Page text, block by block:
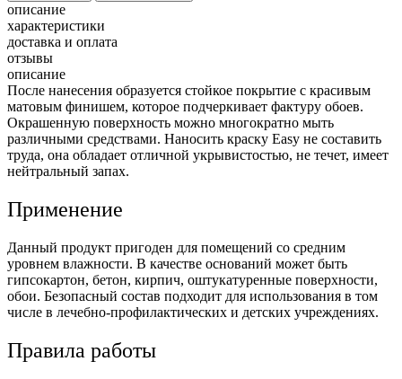
описание
характеристики
доставка и оплата
отзывы
описание
После нанесения образуется стойкое покрытие с красивым
матовым финишем, которое подчеркивает фактуру обоев.
Окрашенную поверхность можно многократно мыть
различными средствами. Наносить краску Easy не составить
труда, она обладает отличной укрывистостью, не течет, имеет
нейтральный запах.
Применение
Данный продукт пригоден для помещений со средним
уровнем влажности. В качестве оснований может быть
гипсокартон, бетон, кирпич, оштукатуренные поверхности,
обои. Безопасный состав подходит для использования в том
числе в лечебно-профилактических и детских учреждениях.
Правила работы